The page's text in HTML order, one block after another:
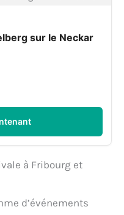
sur le Neckar
à Fribourg et
d’événements